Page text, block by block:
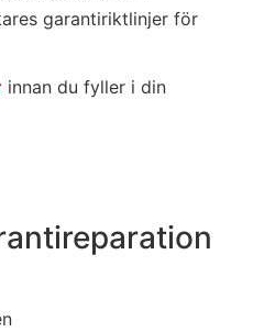
garantiriktlinjer för
innan du fyller i din